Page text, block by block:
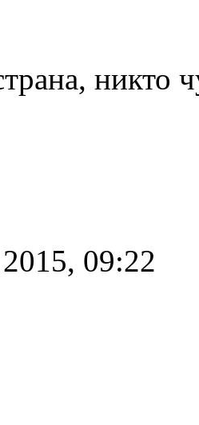
никто
09:22